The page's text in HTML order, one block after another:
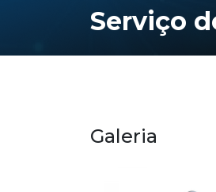
Serviço
Galeria